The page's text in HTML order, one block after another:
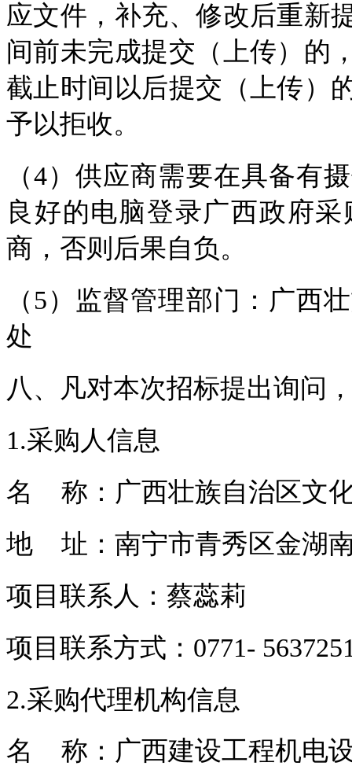
应文件，补充、修改后重新
间前未完成提交（上传）的
截止时间以后提交（上传）
予以拒收。
（4）供应商需要在具备有
良好的电脑登录广西政府
商，否则后果自负。
（5）监督管理部门：广西
处
八、凡对本次招标提出询问
1.采购人信息
名 称：广西壮族自治区文
地 址：南宁市青秀区金湖
项目联系人：蔡蕊莉
项目联系方式：0771-
2.采购代理机构信息
名 称：广西建设工程机电